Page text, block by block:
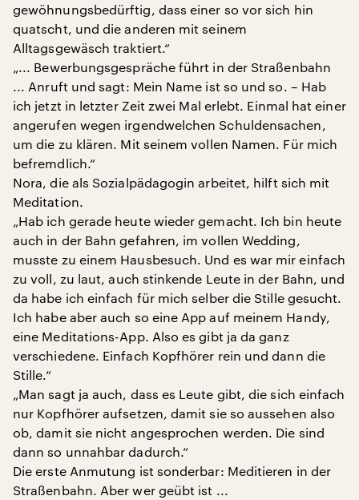
gewöhnungsbedürftig, dass einer so vor sich hin
quatscht, und die anderen mit seinem
Alltagsgewäsch traktiert.“
„... Bewerbungsgespräche führt in der Straßenbahn
... Anruft und sagt: Mein Name ist so und so. – Hab
ich jetzt in letzter Zeit zwei Mal erlebt. Einmal hat einer
angerufen wegen irgendwelchen Schuldensachen,
um die zu klären. Mit seinem vollen Namen. Für mich
befremdlich.“
Nora, die als Sozialpädagogin arbeitet, hilft sich mit
Meditation.
„Hab ich gerade heute wieder gemacht. Ich bin heute
auch in der Bahn gefahren, im vollen Wedding,
musste zu einem Hausbesuch. Und es war mir einfach
zu voll, zu laut, auch stinkende Leute in der Bahn, und
da habe ich einfach für mich selber die Stille gesucht.
Ich habe aber auch so eine App auf meinem Handy,
eine Meditations-App. Also es gibt ja da ganz
verschiedene. Einfach Kopfhörer rein und dann die
Stille.“
„Man sagt ja auch, dass es Leute gibt, die sich einfach
nur Kopfhörer aufsetzen, damit sie so aussehen also
ob, damit sie nicht angesprochen werden. Die sind
dann so unnahbar dadurch.“
Die erste Anmutung ist sonderbar: Meditieren in der
Straßenbahn. Aber wer geübt ist ...